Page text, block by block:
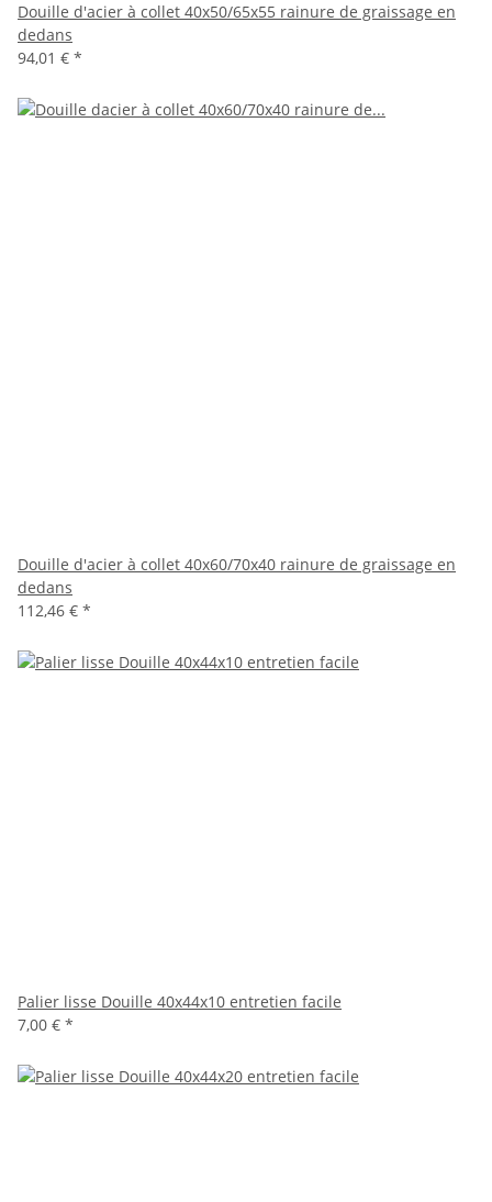
Douille d'acier à collet 40x50/65x55 rainure de graissage en
dedans
94,01 € *
Douille d'acier à collet 40x60/70x40 rainure de graissage en
dedans
112,46 € *
Palier lisse Douille 40x44x10 entretien facile
7,00 € *